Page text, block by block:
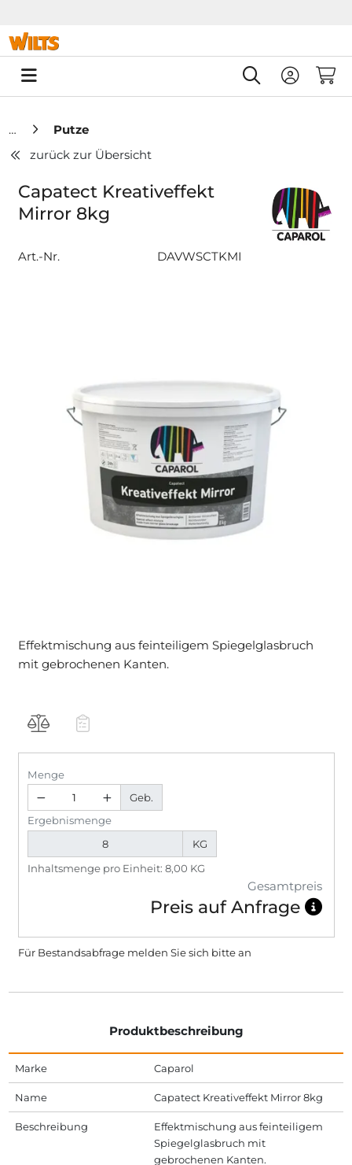
0
Putze
zurück zur Übersicht
Capatect Kreativeffekt
Mirror 8kg
Art.-Nr. DAVWSCTKMI
Effektmischung aus feinteiligem Spiegelglasbruch
mit gebrochenen Kanten.
Menge
Geb.
Ergebnismenge
KG
Inhaltsmenge pro Einheit: 8,00 KG
Gesamtpreis
Preis auf Anfrage
Für Bestandsabfrage melden Sie sich bittean
Produktbeschreibung
Marke Caparol
Name Capatect Kreativeffekt Mirror 8kg
Beschreibung
Effektmischung aus feinteiligem
Spiegelglasbruch mit
gebrochenen Kanten.